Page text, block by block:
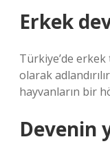
Erkek
Türkiye’de erkek
olarak
hayvanların bir
Devenin